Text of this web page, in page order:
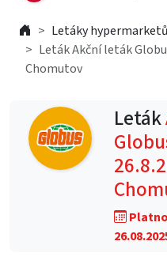
Letáky hypermarketů
Leták Akční leták
Chomutov
Leták